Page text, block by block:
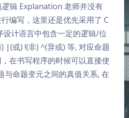
辑 Explanation 老师并没有
编写，这里还是优先采用了 C
设计语言中包含一定的逻辑/位
|(或) !(非) ^(异或) 等, 对应命题
在书写程序的时候可以直接使
与命题变元之间的真值关系, 在